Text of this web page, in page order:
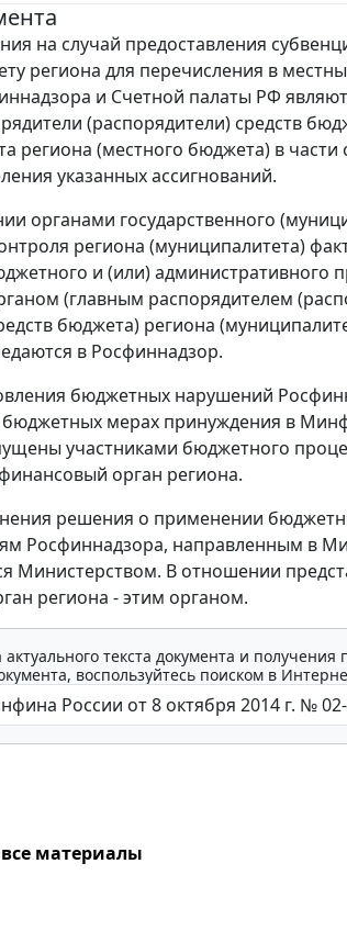
на случай предоставления
региона для перечисления в
и Счетной палаты РФ
(распорядители) средств
региона (местного бюджета) в
указанных ассигнований.
органами государственного
региона (муниципалитета)
и (или) административного
(главным распорядителем
бюджета) региона
в Росфиннадзор.
бюджетных нарушений
мерах принуждения в
участниками бюджетного
орган региона.
решения о применении
Росфиннадзора, направленным в
Министерством. В отношении
региона - этим органом.
текста документа и
воспользуйтесь поиском в
материалы